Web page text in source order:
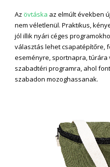
Az övtáska az elmúlt években
nem véletlenül. Praktikus,
jól illik nyári céges
választás lehet csapatépítőre,
eseményre, sportnapra, túrára
szabadtéri programra, ahol
szabadon mozoghassanak.